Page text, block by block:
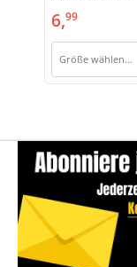
6,99
Größe wählen…